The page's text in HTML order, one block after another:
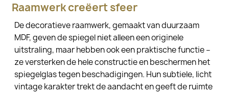
Raamwerk creëert sfeer
De decoratieve raamwerk, gemaakt van duurzaam
MDF, geven de spiegel niet alleen een originele
uitstraling, maar hebben ook een praktische functie –
ze versterken de hele constructie en beschermen het
spiegelglas tegen beschadigingen. Hun subtiele, licht
vintage karakter trekt de aandacht en geeft de ruimte